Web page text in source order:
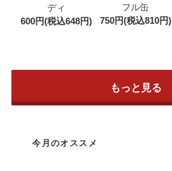
ディ
600円(税込648円)
フル缶
750円(税込810円)
もっと見る
今月のオススメ